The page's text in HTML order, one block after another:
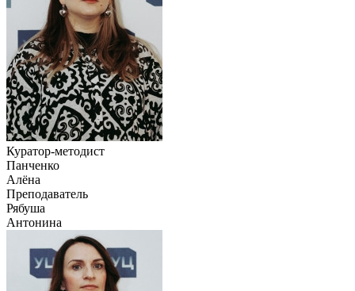
Куратор-методист
Панченко
Алёна
Преподаватель
Рябуша
Антонина